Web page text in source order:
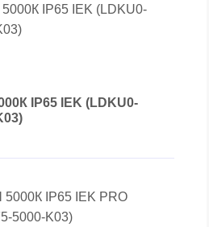
IP65 IEK (LDKU0-